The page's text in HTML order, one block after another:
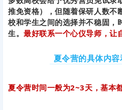
推免资格），但随着保研人数不
校和学生之间的选择并不稳固，
生。最好联系一个心仪导师，让
夏令营的具体内
夏令营时间一般为2~3天，基本